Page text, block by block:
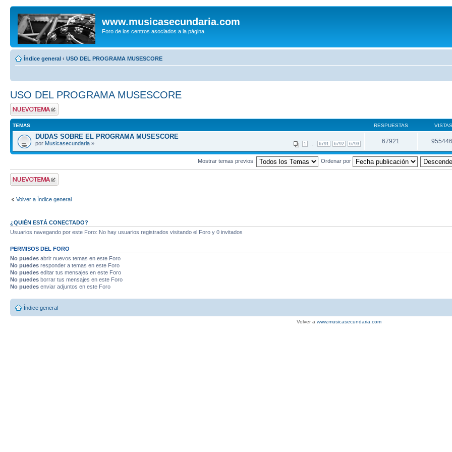
www.musicasecundaria.com
Foro de los centros asociados a la página.
Índice general ‹ USO DEL PROGRAMA MUSESCORE
USO DEL PROGRAMA MUSESCORE
Publicar un nuevo
tema
TEMAS RESPUESTAS VISTAS
DUDAS SOBRE EL PROGRAMA MUSESCORE
1 6791 6792 6793
por Musicasecundaria » 67921
Mostrar temas previos: Ordenar por
Publicar un nuevo
tema
Volver a Índice general
¿QUIÉN ESTÁ CONECTADO?
Usuarios navegando por este Foro: No hay usuarios registrados visitando el Foro y 0 invitados
PERMISOS DEL FORO
No puedes abrir nuevos temas en este Foro
No puedes responder a temas en este Foro
No puedes editar tus mensajes en este Foro
No puedes borrar tus mensajes en este Foro
No puedes enviar adjuntos en este Foro
Índice general
Volver a www.musicasecundaria.com